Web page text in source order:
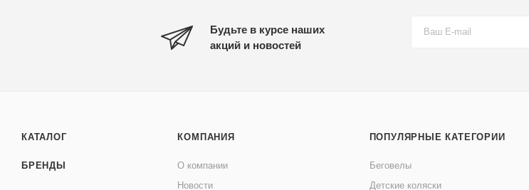
Будьте в курсе наших
акций и новостей
КАТАЛОГ
БРЕНДЫ
КОМПАНИЯ
О компании
Новости
ПОПУЛЯРНЫЕ КАТЕГОРИИ
Беговелы
Детские коляски